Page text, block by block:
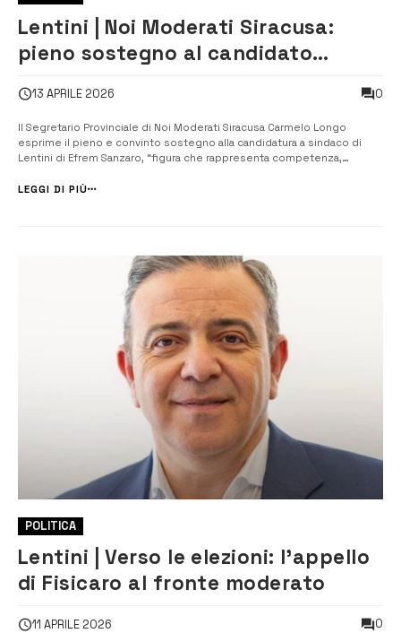
Lentini | Noi Moderati Siracusa:
pieno sostegno al candidato
13 APRILE 2026 0
Il Segretario Provinciale di Noi Moderati Siracusa Carmelo Longo
esprime il pieno e convinto sostegno alla candidatura a sindaco di
Lentini di Efrem Sanzaro, “figura che rappresenta competenza,
“In un momento cruciale per il futuro della città, riteniamo
LEGGI DI PIÙ
POLITICA
Lentini | Verso le elezioni: l’appello
di Fisicaro al fronte moderato
11 APRILE 2026 0